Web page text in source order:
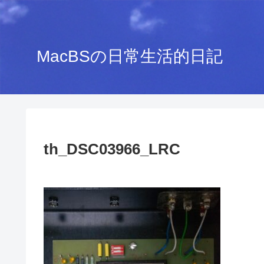
MacBSの日常生活的日記
th_DSC03966_LRC